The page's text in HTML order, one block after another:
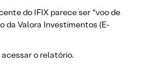
do IFIX parece ser “voo de
da Valora Investimentos (E-
acessar o relatório.